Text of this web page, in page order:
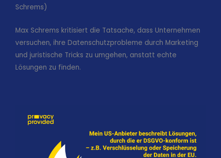
Schrems)
Max Schrems kritisiert die Tatsache, dass Unternehmen
versuchen, ihre Datenschutzprobleme durch Marketing
und juristische Tricks zu umgehen, anstatt echte
Lösungen zu finden.